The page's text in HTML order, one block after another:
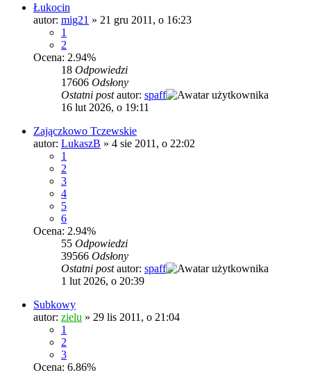
Łukocin
autor: mig21 » 21 gru 2011, o 16:23
1
2
Ocena: 2.94%
18 Odpowiedzi
17606 Odsłony
Ostatni postautor: spaff
16 lut 2026, o 19:11
Zajączkowo Tczewskie
autor: LukaszB » 4 sie 2011, o 22:02
1
2
3
4
5
6
Ocena: 2.94%
55 Odpowiedzi
39566 Odsłony
Ostatni postautor: spaff
1 lut 2026, o 20:39
Subkowy
autor: zielu » 29 lis 2011, o 21:04
1
2
3
Ocena: 6.86%